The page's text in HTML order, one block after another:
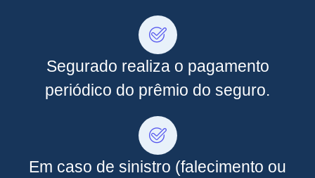
Segurado realiza o pagamento
periódico do prêmio do seguro.
Em caso de sinistro (falecimento ou